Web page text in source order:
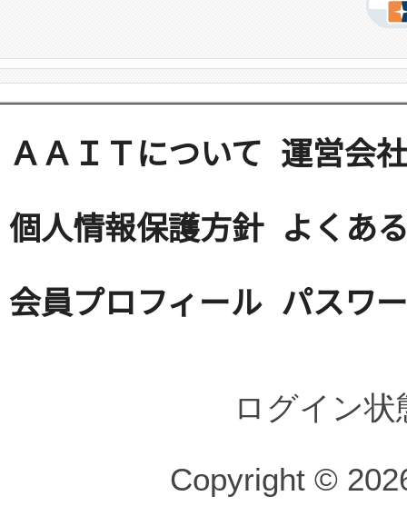
ＡＡＩＴについて 運営会社
個人情報保護方針 よくあ
会員プロフィール パスワ
ログイン
Copyright ©